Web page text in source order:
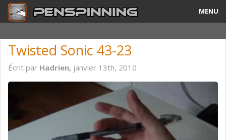
MENU
Tricks & Combos
Stylos & Mods
Vidéos
Twisted Sonic 43-23
Écrit par Hadrien, janvier 13th, 2010